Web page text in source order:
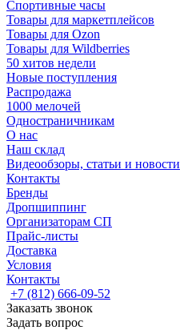
Спортивные часы
Товары для маркетплейсов
Товары для Ozon
Товары для Wildberries
50 хитов недели
Новые поступления
Распродажа
1000 мелочей
Одностраничникам
О нас
Наш склад
Видеообзоры, статьи и новости
Контакты
Бренды
Дропшиппинг
Организаторам СП
Прайс-листы
Доставка
Условия
Контакты
+7 (812) 666-09-52
Заказать звонок
Задать вопрос